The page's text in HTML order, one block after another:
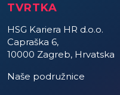
TVRTKA
HSG Kariera HR d.o.o.
Capraška 6,
10000 Zagreb, Hrvatska
Naše podružnice